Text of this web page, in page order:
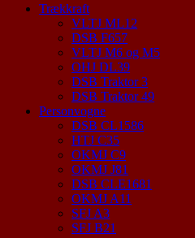
Trækkraft
VLTJ ML12
DSB F657
VLTJ M6 og M5
OHJ DL39
DSB Traktor 3
DSB Traktor 49
Personvogne
DSB CL1586
HTJ C35
OKMJ C9
OKMJ J81
DSB CLE1681
OKMJ A11
SFJ A3
SFJ B21